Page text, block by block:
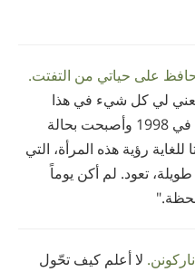
على حياتي من التفتت.
يعني لي كل شيء في هذا
العالم ـــــأمي. قد أنهيت البرنامج في 1998 وأصبحت بحالة
رؤية هذه المرأة، التي
تعود. لم أكن يوماً
لا أعلم كيف تحّول